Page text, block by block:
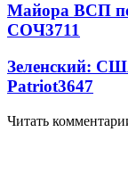
Майора ВСП
СОЧ3711
Зеленский:
Patriot3647
Читать